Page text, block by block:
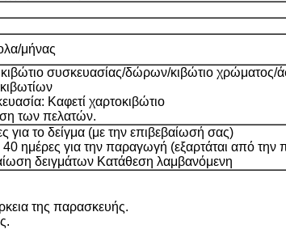
μήνας
συσκευασίας/δώρων/κιβώτιο χρώματος/
Καφετί χαρτοκιβώτιο
των πελατών.
για το δείγμα (με την επιβεβαίωσή σας)
ημέρες για την παραγωγή (εξαρτάται από την
δειγμάτων Κατάθεση λαμβανόμενη
της παρασκευής.